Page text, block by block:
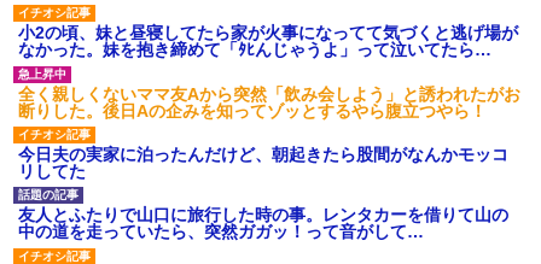
小2の頃、妹と昼寝してたら家が火事になってて気づくと逃げ場が
なかった。妹を抱き締めて「ﾀﾋんじゃうよ」って泣いてたら…
全く親しくないママ友Aから突然「飲み会しよう」と誘われたがお
断りした。後日Aの企みを知ってゾッとするやら腹立つやら！
今日夫の実家に泊ったんだけど、朝起きたら股間がなんかモッコ
リしてた
友人とふたりで山口に旅行した時の事。レンタカーを借りて山の
中の道を走っていたら、突然ガガッ！って音がして…